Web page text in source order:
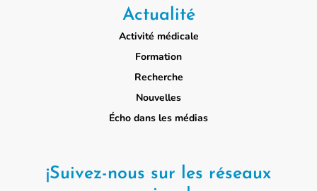
Actualité
Activité médicale
Formation
Recherche
Nouvelles
Écho dans les médias
¡Suivez-nous sur les réseaux